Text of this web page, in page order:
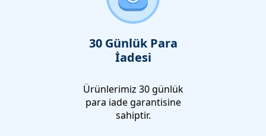
30 Günlük Para
İadesi
Ürünlerimiz 30 günlük
para iade garantisine
sahiptir.